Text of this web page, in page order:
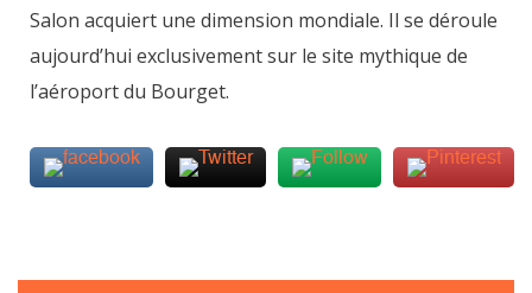
Salon acquiert une dimension mondiale. Il se déroule
aujourd’hui exclusivement sur le site mythique de
l’aéroport du Bourget.